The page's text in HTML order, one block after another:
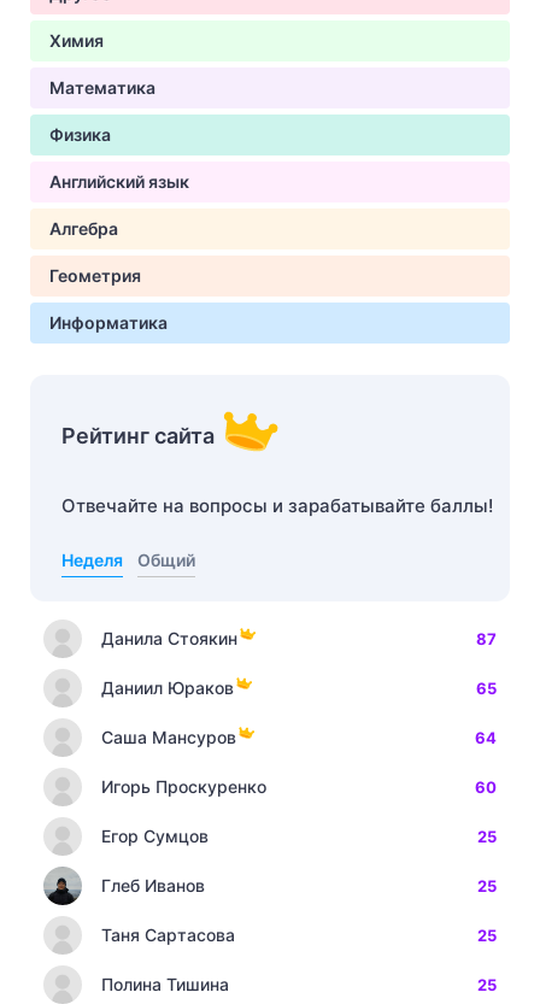
Химия
Математика
Физика
Английский язык
Алгебра
Геометрия
Информатика
Рейтинг сайта
Отвечайте на вопросы и зарабатывайте баллы!
Неделя Общий
Данила Стоякин 87
Даниил Юраков 65
Саша Мансуров 64
Игорь Проскуренко 60
Егор Сумцов 25
Глеб Иванов 25
Таня Сартасова 25
Полина Тишина 25